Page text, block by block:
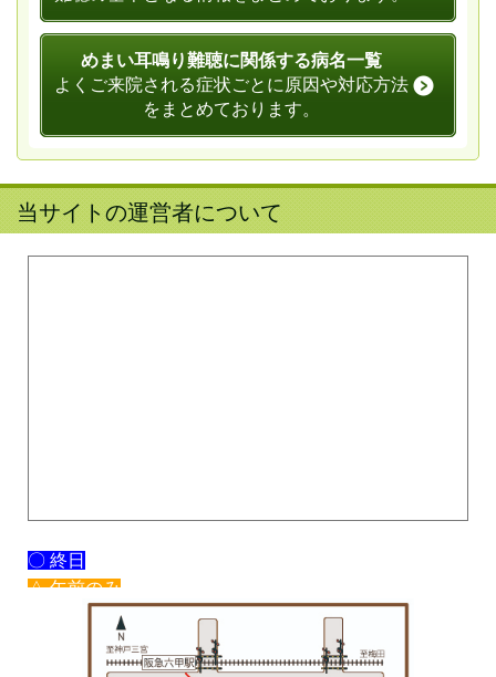
めまい耳鳴り難聴に関係する病名一覧
よくご来院される症状ごとに原因や対応方法
をまとめております。
当サイトの運営者について
〇 終日
△ 午前のみ